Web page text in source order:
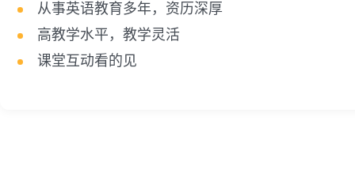
从事英语教育多年，资历深厚
高教学水平，教学灵活
课堂互动看的见